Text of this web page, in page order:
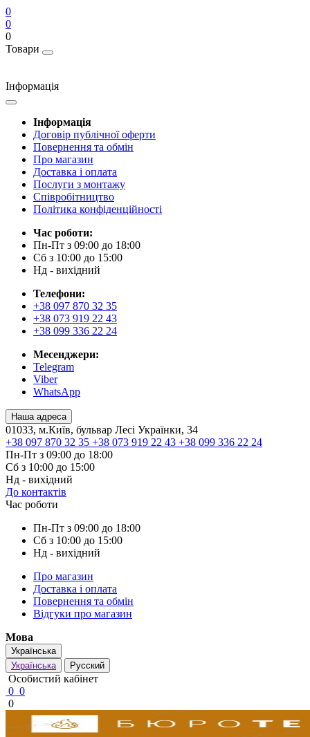
0
0
0
Товари
Інформація
Інформація
Договір публічної оферти
Повернення та обмін
Про магазин
Доставка і оплата
Послуги з монтажу
Співробітництво
Політика конфіденційності
Час роботи:
Пн-Пт з 09:00 до 18:00
Сб з 10:00 до 15:00
Нд - вихідний
Телефони:
+38 097 870 32 35
+38 073 919 22 43
+38 099 336 22 24
Месенджери:
Telegram
Viber
WhatsApp
Наша адреса
01033, м.Київ, бульвар Лесі Українки, 34
+38 097 870 32 35 +38 073 919 22 43 +38 099 336 22 24
Пн-Пт з 09:00 до 18:00
Сб з 10:00 до 15:00
Нд - вихідний
До контактів
Час роботи
Пн-Пт з 09:00 до 18:00
Сб з 10:00 до 15:00
Нд - вихідний
Про магазин
Доставка і оплата
Повернення та обмін
Відгуки про магазин
Мова
Українська
Українська
Русский
Особистий кабінет
0 0
0